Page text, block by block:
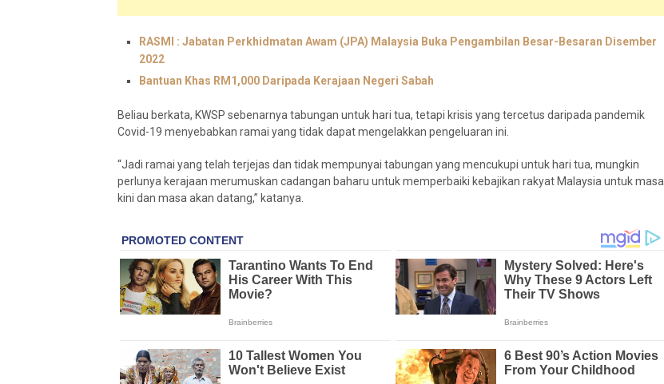
RASMI : Jabatan Perkhidmatan Awam (JPA) Malaysia Buka Pengambilan Besar-Besaran Disember
2022
Bantuan Khas RM1,000 Daripada Kerajaan Negeri Sabah
Beliau berkata, KWSP sebenarnya tabungan untuk hari tua, tetapi krisis yang tercetus daripada pandemik
Covid-19 menyebabkan ramai yang tidak dapat mengelakkan pengeluaran ini.
“Jadi ramai yang telah terjejas dan tidak mempunyai tabungan yang mencukupi untuk hari tua, mungkin
perlunya kerajaan merumuskan cadangan baharu untuk memperbaiki kebajikan rakyat Malaysia untuk masa
kini dan masa akan datang,” katanya.